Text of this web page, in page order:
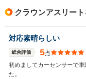
クラウンアスリー
対応素晴らしい
総合評価 5点
初めましてカーセンサーで
た。